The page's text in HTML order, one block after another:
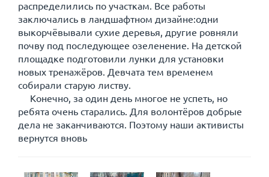
распределились по участкам. Все работы
заключались в ландшафтном дизайне:одни
выкорчёвывали сухие деревья, другие ровняли
почву под последующее озеленение. На детской
площадке подготовили лунки для установки
новых тренажёров. Девчата тем временем
собирали старую листву.
Конечно, за один день многое не успеть, но
ребята очень старались. Для волонтёров добрые
дела не заканчиваются. Поэтому наши активисты
вернутся вновь